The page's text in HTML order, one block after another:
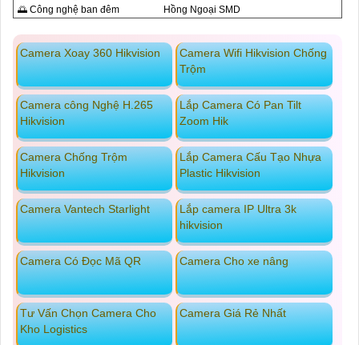
🌅 Công nghệ ban đêm
Hồng Ngoại SMD
Camera Xoay 360 Hikvision
Camera Wifi Hikvision Chống
Trộm
Camera công Nghệ H.265
Hikvision
Lắp Camera Có Pan Tilt
Zoom Hik
Camera Chống Trộm
Hikvision
Lắp Camera Cấu Tạo Nhựa
Plastic Hikvision
Camera Vantech Starlight
Lắp camera IP Ultra 3k
hikvision
Camera Có Đọc Mã QR Camera Cho xe nâng
Tư Vấn Chọn Camera Cho
Kho Logistics
Camera Giá Rẻ Nhất